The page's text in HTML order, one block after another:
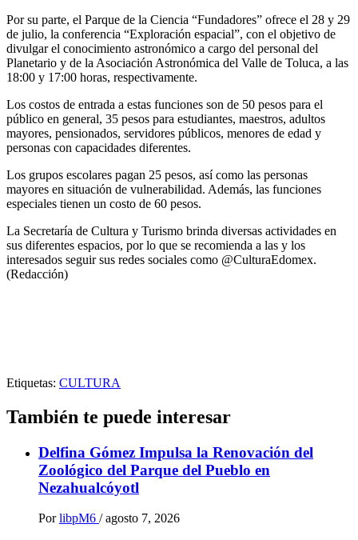
Por su parte, el Parque de la Ciencia “Fundadores” ofrece el 28 y 29
de julio, la conferencia “Exploración espacial”, con el objetivo de
divulgar el conocimiento astronómico a cargo del personal del
Planetario y de la Asociación Astronómica del Valle de Toluca, a las
18:00 y 17:00 horas, respectivamente.
Los costos de entrada a estas funciones son de 50 pesos para el
público en general, 35 pesos para estudiantes, maestros, adultos
mayores, pensionados, servidores públicos, menores de edad y
personas con capacidades diferentes.
Los grupos escolares pagan 25 pesos, así como las personas
mayores en situación de vulnerabilidad. Además, las funciones
especiales tienen un costo de 60 pesos.
La Secretaría de Cultura y Turismo brinda diversas actividades en
sus diferentes espacios, por lo que se recomienda a las y los
interesados seguir sus redes sociales como @CulturaEdomex.
(Redacción)
Etiquetas: CULTURA
También te puede interesar
Delfina Gómez Impulsa la Renovación del
Zoológico del Parque del Pueblo en
Nezahualcóyotl
Por libpM6 / agosto 7, 2026